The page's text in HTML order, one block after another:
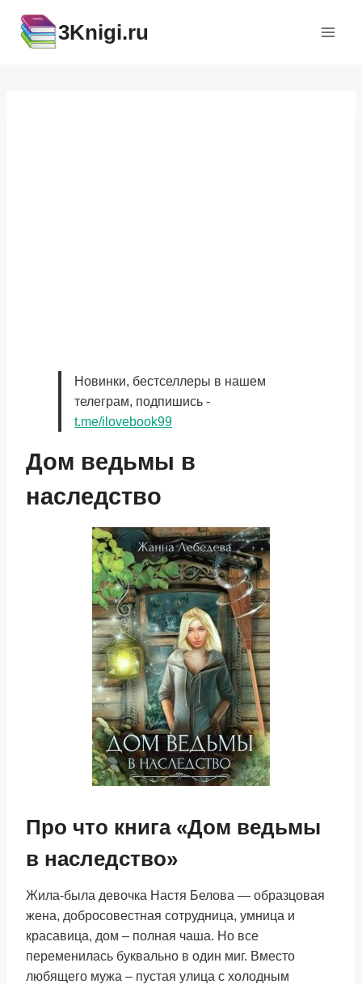
содержимому
3Knigi.ru
Новинки, бестселлеры в нашем
телеграм, подпишись -
t.me/ilovebook99
Дом ведьмы в
наследство
Про что книга «Дом ведьмы
в наследство»
Жила-была девочка Настя Белова — образцовая
жена, добросовестная сотрудница, умница и
красавица, дом – полная чаша. Но все
переменилась буквально в один миг. Вместо
любящего мужа – пустая улица с холодным